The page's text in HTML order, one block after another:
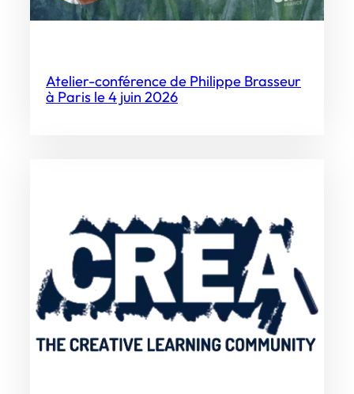
Atelier-conférence de Philippe Brasseur
à Paris le 4 juin 2026